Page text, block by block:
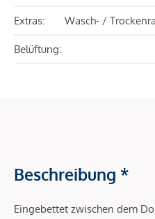
Extras: Wasch- /
Belüftung:
Beschreibung *
Eingebettet zwischen dem